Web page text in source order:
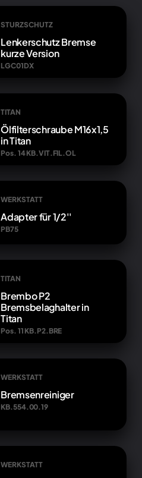
STURZSCHUTZ
Lenkerschutz Bremse
kurze Version
LGC01DX
TITAN
Ölfilterschraube M16x1,5
in Titan
Pos. 14 KB.VIT.FIL.OL
WERKSTATT
Adapter für 1/2''
PB75
TITAN
Brembo P2
Bremsbelaghalter in
Titan
Pos. 11 KB.P2.BRE
WERKSTATT
Bremsenreiniger
KB.554.00.19
WERKSTATT